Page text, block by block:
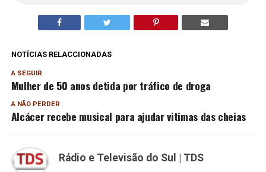
NOTÍCIAS RELACCIONADAS
A SEGUIR
Mulher de 50 anos detida por tráfico de droga
A NÃO PERDER
Alcácer recebe musical para ajudar vitimas das cheias
Rádio e Televisão do Sul | TDS